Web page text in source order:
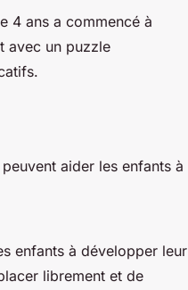
4 ans a commencé à
avec un puzzle
aider les enfants à
enfants à développer leur
librement et de